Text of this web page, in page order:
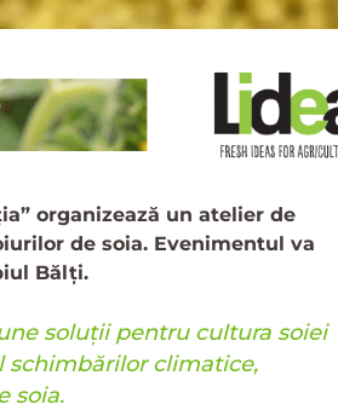
organizează un atelier de
de soia. Evenimentul va
Bălți.
soluții pentru cultura soiei
schimbărilor climatice,
soia.